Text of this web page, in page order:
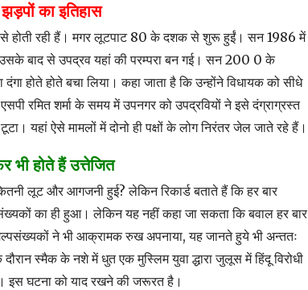
का इतिहास
से होती रही हैं। मगर लूटपाट 80 के दशक से शुरू हुईं। सन 1986 में
उसके बाद से उपद्रव यहां की परम्परा बन गई। सन 200 0 के
होते होते बचा लिया। कहा जाता है कि उन्होंने विधायक को सीधे
रमित शर्मा के समय में उपनगर को उपद्रवियों ने इसे दंग्राग्रस्त
टूटा। यहां ऐसे मामलों में दोनो ही पक्षों के लोग निरंतर जेल जाते रहे हैं।
भी होते हैं उत्तेजित
लूट और आगजनी हुई? लेकिन रिकार्ड बताते हैं कि हर बार
का ही हुआ। लेकिन यह नहीं कहा जा सकता कि बवाल हर बार
ने भी आक्रामक रुख अपनाया, यह जानते हुये भी अन्ततः
स्मैक के नशे में धुत एक मुस्लिम युवा द्धारा जुलूस में हिंदू विरोधी
इस घटना को याद रखने की जरूरत है।